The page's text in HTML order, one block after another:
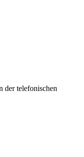
der telefonischen